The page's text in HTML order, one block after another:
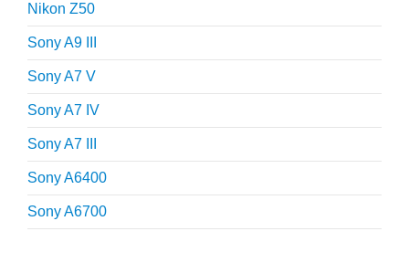
Nikon Z50
Sony A9 III
Sony A7 V
Sony A7 IV
Sony A7 III
Sony A6400
Sony A6700